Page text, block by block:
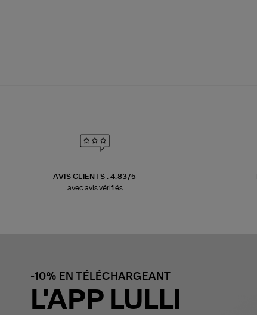
AVIS CLIENTS : 4.83/5
avec avis vérifiés
-10% EN TÉLÉCHARGEANT
L'APP LULLI